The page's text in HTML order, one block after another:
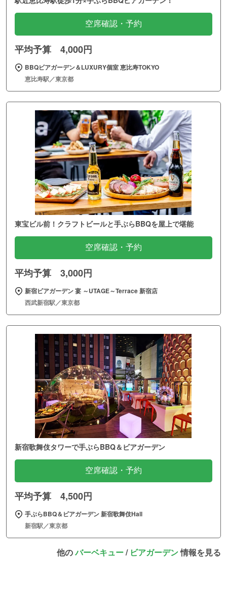
空席確認・予約
平均予算 4,000円
BBQビアガーデン＆LUXURY個室 恵比寿TOKYO
恵比寿駅／東京都
東宝ビル前！クラフトビールと手ぶらBBQを屋上で堪能
空席確認・予約
平均予算 3,000円
新宿ビアガーデン 宴 ～UTAGE～Terrace 新宿店
西武新宿駅／東京都
新宿歌舞伎タワーで手ぶらBBQ＆ビアガーデン
空席確認・予約
平均予算 4,500円
手ぶらBBQ＆ビアガーデン 新宿歌舞伎Hall
新宿駅／東京都
他のバーベキュー/ ビアガーデン情報を見る